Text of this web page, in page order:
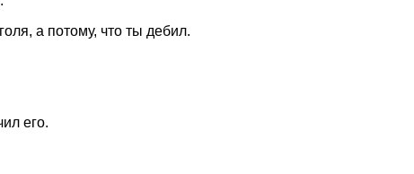
а потому, что ты дебил.
его.